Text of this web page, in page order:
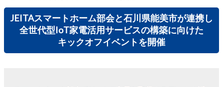
JEITAスマートホーム部会と石川県能美市が連携し
全世代型IoT家電活用サービスの構築に向けた
キックオフイベントを開催